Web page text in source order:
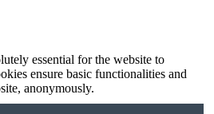
essential for the website to
ensure basic functionalities and
anonymously.